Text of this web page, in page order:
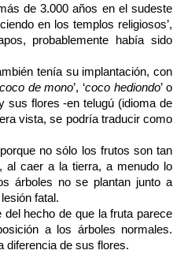
de 3.000 años en el sudeste
en los templos religiosos’,
probablemente había sido
tenía su implantación, con
de mono’, ‘coco hediondo’ o
y sus flores -en telugú (idioma de
vista, se podría traducir como
no sólo los frutos son tan
al caer a la tierra, a menudo lo
árboles no se plantan junto a
fatal.
hecho de que la fruta parece
a los árboles normales.
diferencia de sus flores.